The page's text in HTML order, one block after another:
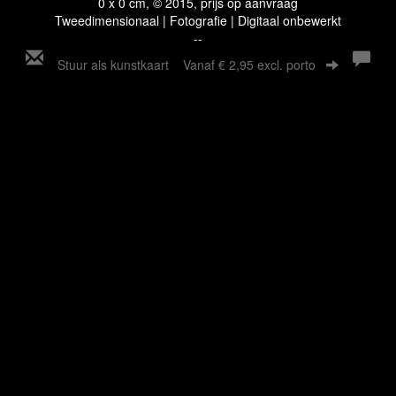
Tweedimensionaal | Fotografie | Digitaal onbewerkt
--
Stuur als kunstkaart Vanaf € 2,95 excl. porto